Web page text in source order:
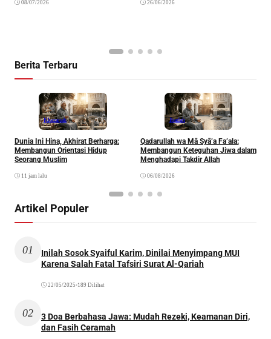
Muslim
08/07/2026 26/06/2026
Berita Terbaru
Khazanah
Dunia Ini Hina, Akhirat Berharga:
Membangun Orientasi Hidup
Seorang Muslim
11 jam lalu
Ibadah
Qadarullah wa Mā Syā’a Fa’ala:
Membangun Keteguhan Jiwa dalam
Menghadapi Takdir Allah
06/08/2026
Artikel Populer
01
Inilah Sosok Syaiful Karim, Dinilai Menyimpang MUI
Karena Salah Fatal Tafsiri Surat Al-Qariah
22/05/2025 •189 Dilihat
02
3 Doa Berbahasa Jawa: Mudah Rezeki, Keamanan Diri,
dan Fasih Ceramah